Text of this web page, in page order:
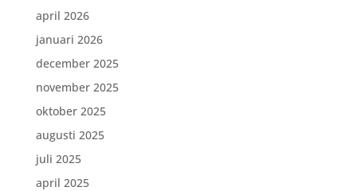
april 2026
januari 2026
december 2025
november 2025
oktober 2025
augusti 2025
juli 2025
april 2025